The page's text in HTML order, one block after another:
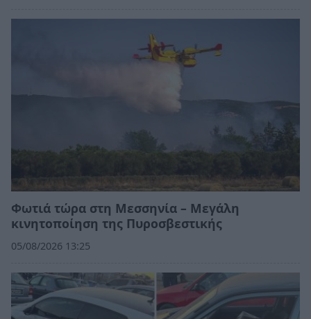
Φωτιά τώρα στη Μεσσηνία – Μεγάλη
κινητοποίηση της Πυροσβεστικής
05/08/2026 13:25